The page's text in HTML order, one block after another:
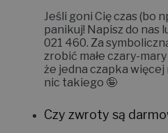
Jeśli goni Cię czas (bo
panikuj! Napisz do nas
021 460. Za
zrobić małe czary-mary
że jedna czapka
nic takiego 🤪
Czy zwroty są